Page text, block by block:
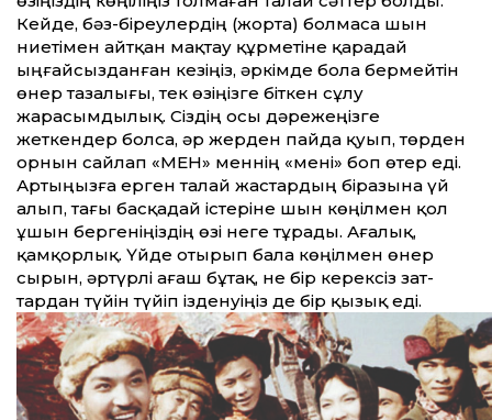
Кейде, бәз-біреулердің (жорта) болмаса шын
ниетімен айт­қан мақтау құрметіне қарадай
ыңғайсызданған кезіңіз, әркімде бола бермейтін
өнер тазалығы, тек өзіңізге біткен сұлу
жарасымдылық. Сіздің осы дәрежеңізге
жеткендер болса, әр жерден пайда қуып, төрден
орнын сайлап «МЕН» меннің «мені» боп өтер еді.
Артыңызға ерген талай жастардың біразына үй
алып, тағы басқадай істеріне шын көңілмен қол
ұшын бергеніңіздің өзі неге тұрады. Ағалық,
қамқорлық. Үйде отырып бала көңілмен өнер
сырын, әртүрлі ағаш бұтақ, не бір керексіз зат­
тардан түйін түйіп ізденуіңіз де бір қызық еді.